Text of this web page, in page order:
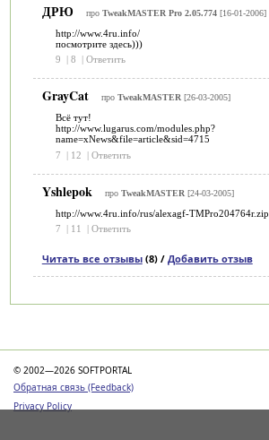
ДРЮ про TweakMASTER Pro 2.05.774[16-01-2006]
http://www.4ru.info/
посмотрите здесь)))
9
8 Ответить
GrayCat про TweakMASTER [26-03-2005]
Всё тут!
http://www.lugarus.com/modules.php?
name=xNews&file=article&sid=4715
7
| 12 | Ответить
Yshlepok про TweakMASTER [24-03-2005]
http://www.4ru.info/rus/alexagf-TMPro204764r.zip
7
11 Ответить
Читать все отзывы(8) / Добавить отзыв
© 2002—2026 SOFTPORTAL
Обратная связь (Feedback)
Privacy Policy